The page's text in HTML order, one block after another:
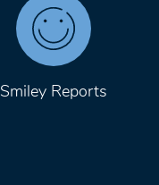
Smiley Reports